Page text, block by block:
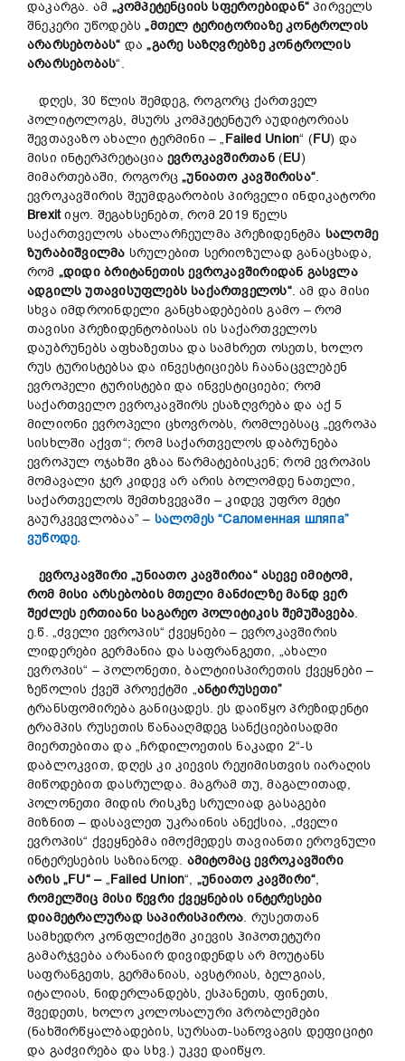
დაკარგა. ამ „კომპეტენციის სფეროებიდან“ პირველს
შნეკერი უწოდებს„მთელ ტერიტორიაზე კონტროლის
არარსებობას“ და„გარე საზღვრებზე კონტროლის
არარსებობას“.
დღეს, 30 წლის შემდეგ, როგორც ქართველ
პოლიტოლოგს, მსურს კომპეტენტურ აუდიტორიას
შევთავაზო ახალი ტერმინი – „Failed Union“ (FU) და
მისი ინტერპრეტაცია ევროკავშირთან(EU)
მიმართებაში, როგორც„უნიათო კავშირისა“.
ევროკავშირის შეუმდგარობის პირველი ინდიკატორი
Brexitიყო. შეგახსენებთ, რომ 2019 წელს
საქართველოს ახალარჩეულმა პრეზიდენტმა სალომე
ზურაბიშვილმა სრულებით სერიოზულად განაცხადა,
რომ „დიდი ბრიტანეთის ევროკავშირიდან გასვლა
ადგილს უთავისუფლებს საქართველოს“. ამ და მისი
სხვა იმდროინდელი განცხადებების გამო – რომ
თავისი პრეზიდენტობისას ის საქართველოს
დაუბრუნებს აფხაზეთსა და სამხრეთ ოსეთს, ხოლო
რუს ტურისტებსა და ინვესტიციებს ჩაანაცვლებენ
ევროპელი ტურისტები და ინვესტიციები; რომ
საქართველო ევროკავშირს ესაზღვრება და აქ 5
მილიონი ევროპელი ცხოვრობს, რომლებსაც „ევროპა
სისხლში აქვთ“; რომ საქართველოს დაბრუნება
ევროპულ ოჯახში გზაა წარმატებისკენ; რომ ევროპის
მომავალი ჯერ კიდევ არ არის ბოლომდე ნათელი,
საქართველოს შემთხვევაში – კიდევ უფრო მეტი
გაურკვევლობაა” – სალომეს “Саломенная шляпа”
ვუწოდე.
ევროკავშირი„უნიათო კავშირია“ ასევე იმიტომ,
რომ მისი არსებობის მთელი მანძილზე მანდვერ
შეძლეს ერთიანი საგარეო პოლიტიკის შემუშავება.
ე.წ. „ძველი ევროპის“ ქვეყნები – ევროკავშირის
ლიდერები გერმანია და საფრანგეთი, „ახალი
ევროპის“ – პოლონეთი, ბალტიისპირეთის ქვეყნები –
ზეწოლის ქვეშ პროექტში „ანტირუსეთი”
ტრანსფომირება განიცადეს. ეს დაიწყო პრეზიდენტი
ტრამპის რუსეთის წანააღმდეგ სანქციებისადმი
მიერთებითა და „ჩრდილოეთის ნაკადი 2“-ს
დაბლოკვით, დღეს კი კიევის რეჟიმისთვის იარაღის
მიწოდებით დასრულდა. მაგრამ თუ, მაგალითად,
პოლონეთი მიდის რისკზე სრულიად გასაგები
მიზნით – დასავლეთ უკრაინის ანექსია, „ძველი
ევროპის“ ქვეყნებმა იმოქმედეს თავიანთი ეროვნული
ინტერესების საზიანოდ. ამიტომაც ევროკავშირი
არის„FU“ – „Failed Union“, „უნიათო კავშირი“,
რომელშიც მისი წევრი ქვეყნების ინტერესები
დიამეტრალურად საპირისპიროა. რუსეთთან
სამხედრო კონფლიქტში კიევის ჰიპოთეტური
გამარჯვება არანაირ დივიდენდს არ მოუტანს
საფრანგეთს, გერმანიას, ავსტრიას, ბელგიას,
იტალიას, ნიდერლანდებს, ესპანეთს, ფინეთს,
შვედეთს, ხოლო კოლოსალური პრობლემები
(ნახშირწყალბადების, სურსათ-სანოვაგის დეფიციტი
და გაძვირება და სხვ.) უკვე დაიწყო.